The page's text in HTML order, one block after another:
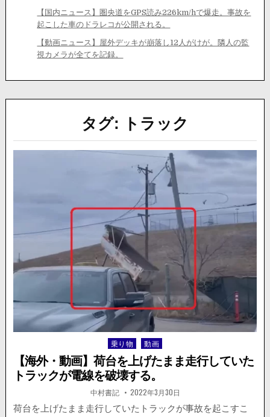
【国内ニュース】圏央道をGPS読み226km/hで爆走。事故を
起こした車のドラレコが公開される。
【動画ニュース】屋外デッキが崩落し12人がけが。隣人の監
視カメラが全てを記録。
タグ: トラック
Posted
in
乗り物 動画
【海外・動画】荷台を上げたまま走行していた
トラックが電線を破壊する。
著
者:
中村書記 掲
載
日：
2022年3月30日
荷台を上げたまま走行していたトラックが事故を起こすこ